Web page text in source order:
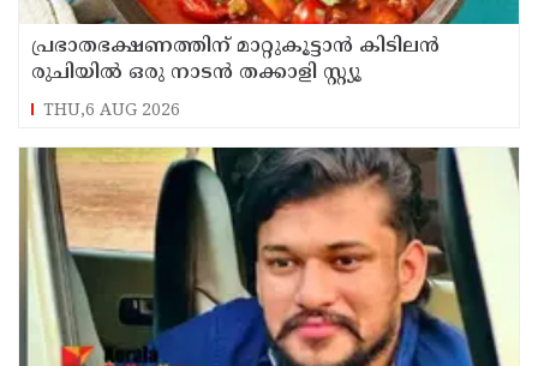
പ്രഭാതഭക്ഷണത്തിന് മാറ്റുകൂട്ടാൻ കിടിലൻ
രുചിയിൽ ഒരു നാടൻ തക്കാളി സ്റ്റ്യൂ
THU,6 AUG 2026